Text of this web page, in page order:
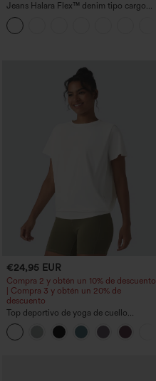
Jeans Halara Flex™ denim tipo cargo
elásticos de pierna recta con múltiples
bolsillos
€24,95 EUR
Compra 2 y obtén un 10% de descuento
| Compra 3 y obtén un 20% de
descuento
Top deportivo de yoga de cuello
redondo y manga corta, con fruncidos y
tacto fresco - UPF50+